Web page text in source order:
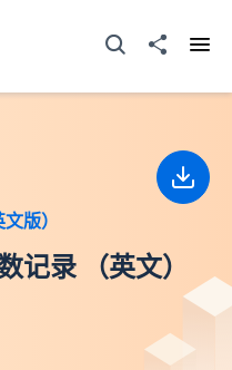
打开搜寻器分享至
版）
记录 （英文）
下载